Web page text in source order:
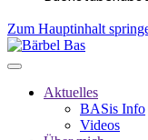
Zum Hauptinhalt
Aktuelles
BASis Info
Videos